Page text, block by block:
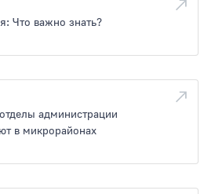
Что важно знать?
администрации
в микрорайонах